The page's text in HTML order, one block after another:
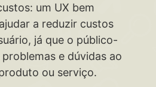
um UX bem
a reduzir custos
já que o público-
e dúvidas ao
ou serviço.